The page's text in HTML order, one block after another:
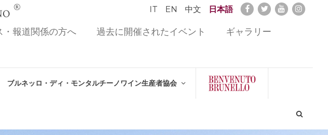
® IT EN 中文 日本語
・報道関係の方へ 過去に開催されたイベント ギャラリー
ブルネッロ・ディ・モンタルチーノワイン生産者協会